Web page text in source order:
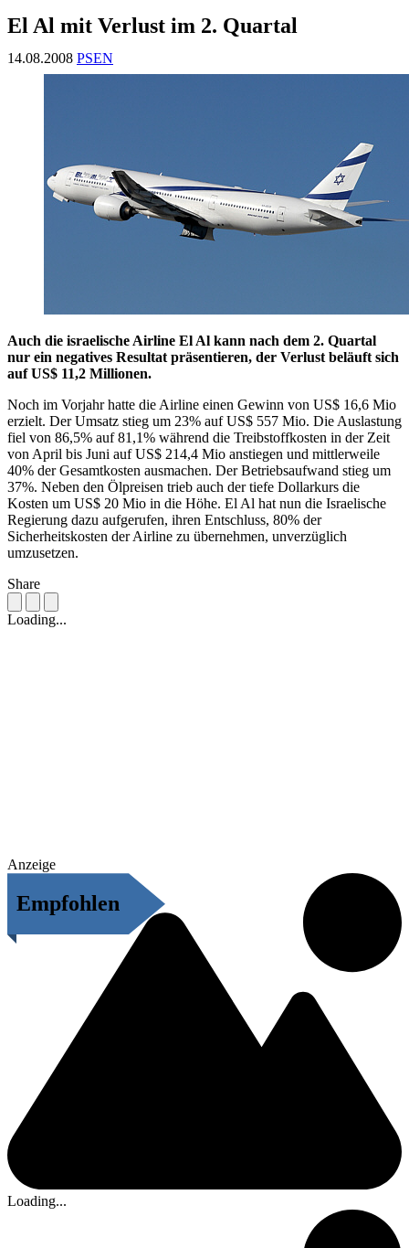
El Al mit Verlust im 2. Quartal
14.08.2008 PSEN
Auch die israelische Airline El Al kann nach dem 2. Quartal
nur ein negatives Resultat präsentieren, der Verlust beläuft sich
auf US$ 11,2 Millionen.
Noch im Vorjahr hatte die Airline einen Gewinn von US$ 16,6 Mio
erzielt. Der Umsatz stieg um 23% auf US$ 557 Mio. Die Auslastung
fiel von 86,5% auf 81,1% während die Treibstoffkosten in der Zeit
von April bis Juni auf US$ 214,4 Mio anstiegen und mittlerweile
40% der Gesamtkosten ausmachen. Der Betriebsaufwand stieg um
37%. Neben den Ölpreisen trieb auch der tiefe Dollarkurs die
Kosten um US$ 20 Mio in die Höhe. El Al hat nun die Israelische
Regierung dazu aufgerufen, ihren Entschluss, 80% der
Sicherheitskosten der Airline zu übernehmen, unverzüglich
umzusetzen.
Share
Loading...
Anzeige
Empfohlen
Loading...